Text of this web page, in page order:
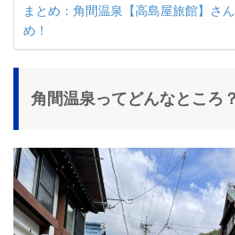
まとめ：角間温泉【高島屋旅館】さ
め！
角間温泉ってどんなところ？